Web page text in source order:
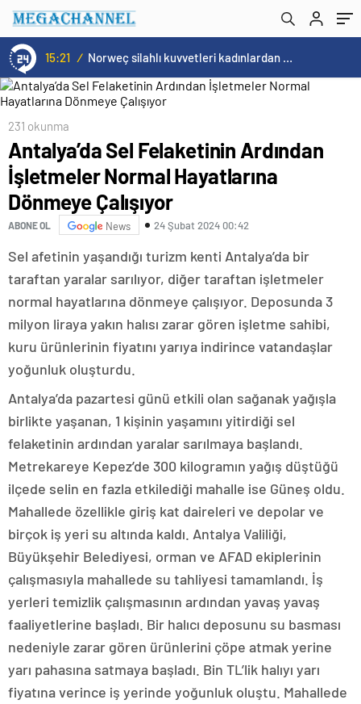
15:21 / Norweç silahlı kuvvetleri kadınlardan oluşan özel kuvvetler eğitimlerini başlattı.
Çalışıyor
231 okunma
Antalya’da Sel Felaketinin Ardından
İşletmeler Normal Hayatlarına
Dönmeye Çalışıyor
ABONE OL News 24 Şubat 2024 00:42
Sel afetinin yaşandığı turizm kenti Antalya’da bir
taraftan yaralar sarılıyor, diğer taraftan işletmeler
normal hayatlarına dönmeye çalışıyor. Deposunda 3
milyon liraya yakın halısı zarar gören işletme sahibi,
kuru ürünlerinin fiyatını yarıya indirince vatandaşlar
yoğunluk oluşturdu.
Antalya’da pazartesi günü etkili olan sağanak yağışla
birlikte yaşanan, 1 kişinin yaşamını yitirdiği sel
felaketinin ardından yaralar sarılmaya başlandı.
Metrekareye Kepez’de 300 kilogramın yağış düştüğü
ilçede selin en fazla etkilediği mahalle ise Güneş oldu.
Mahallede özellikle giriş kat daireleri ve depolar ve
birçok iş yeri su altında kaldı. Antalya Valiliği,
Büyükşehir Belediyesi, orman ve AFAD ekiplerinin
çalışmasıyla mahallede su tahliyesi tamamlandı. İş
yerleri temizlik çalışmasının ardından yavaş yavaş
faaliyetlerine başladı. Bir halıcı deposunu su basması
nedeniyle zarar gören ürünlerini çöpe atmak yerine
yarı pahasına satmaya başladı. Bin TL’lik halıyı yarı
fiyatına verince iş yerinde yoğunluk oluştu. Mahallede